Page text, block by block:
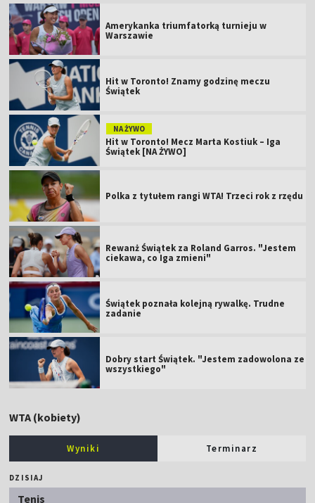
Amerykanka triumfatorką turnieju w
Warszawie
Hit w Toronto! Znamy godzinę meczu
Świątek
NA ŻYWO
Hit w Toronto! Mecz Marta Kostiuk – Iga
Świątek [NA ŻYWO]
Polka z tytułem rangi WTA! Trzeci rok z rzędu
Rewanż Świątek za Roland Garros. "Jestem
ciekawa, co Iga zmieni"
Świątek poznała kolejną rywalkę. Trudne
zadanie
Dobry start Świątek. "Jestem zadowolona ze
wszystkiego"
WTA (kobiety)
Wyniki Terminarz
DZISIAJ
Tenis